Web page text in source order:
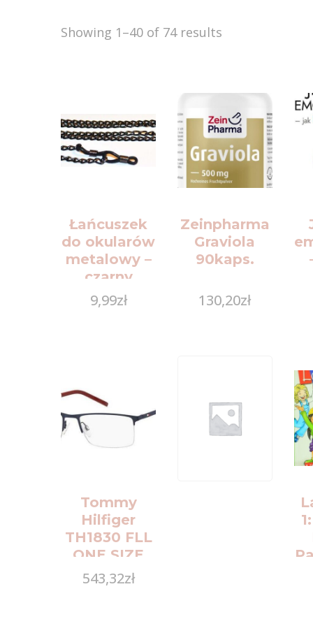
Showing 1–40 of 74 results
Łańcuszek
do okularów
metalowy –
czarny
9,99zł
Zeinpharma
Graviola
90kaps.
130,20zł
Tommy
Hilfiger
TH1830 FLL
ONE SIZE
(56)
543,32zł